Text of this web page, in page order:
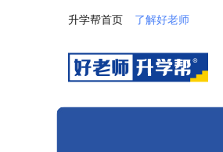
升学帮首页 了解好老师